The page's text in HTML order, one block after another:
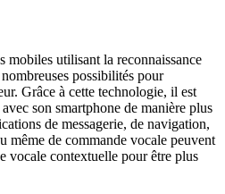
mobiles utilisant la reconnaissance
possibilités pour
Grâce à cette technologie, il est
son smartphone de manière plus
de messagerie, de navigation,
même de commande vocale peuvent
vocale contextuelle pour être plus